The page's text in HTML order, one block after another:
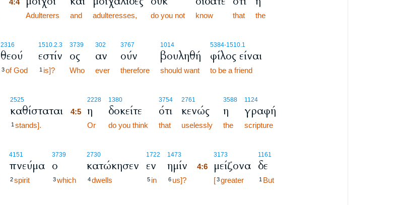
4:4
Adulterers and adulteresses, do you not know that the
2316
θεού
3 of God
1510.2.3
εστίν
1 is]?
3739
ος
Who
302
αν
ever
3767
ούν
therefore
1014
βουληθή
should want
5384-1510.1
φίλος είναι
to be a friend
2525
καθίσταται
1 stands].
2228
4:5 η
Or
1380
δοκείτε
do you think
3754
ότι
that
2761
κενώς
uselessly
3588
η
the
1124
γραφή
scripture
4151
πνεύμα
2 spirit
3739
ο
3 which
2730
κατώκησεν
4 dwells
1722
εν
5 in
1473
ημίν
6 us]?
3173
4:6 μείζονα
[ 3 greater
1161
δε
1 But